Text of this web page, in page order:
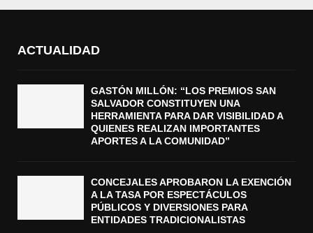
ACTUALIDAD
GASTÓN MILLÓN: “LOS PREMIOS SAN
SALVADOR CONSTITUYEN UNA
HERRAMIENTA PARA DAR VISIBILIDAD A
QUIENES REALIZAN IMPORTANTES
APORTES A LA COMUNIDAD”
CONCEJALES APROBARON LA EXENCIÓN
A LA TASA POR ESPECTÁCULOS
PÚBLICOS Y DIVERSIONES PARA
ENTIDADES TRADICIONALISTAS